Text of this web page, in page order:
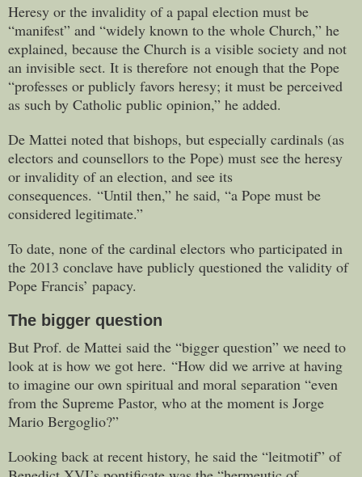
Heresy or the invalidity of a papal election must be
“manifest” and “widely known to the whole Church,” he
explained, because the Church is a visible society and not
an invisible sect. It is therefore not enough that the Pope
“professes or publicly favors heresy; it must be perceived
as such by Catholic public opinion,” he added.
De Mattei noted that bishops, but especially cardinals (as
electors and counsellors to the Pope) must see the heresy
or invalidity of an election, and see its
consequences. “Until then,” he said, “a Pope must be
considered legitimate.”
To date, none of the cardinal electors who participated in
the 2013 conclave have publicly questioned the validity of
Pope Francis’ papacy.
The bigger question
But Prof. de Mattei said the “bigger question” we need to
look at is how we got here. “How did we arrive at having
to imagine our own spiritual and moral separation “even
from the Supreme Pastor, who at the moment is Jorge
Mario Bergoglio?”
Looking back at recent history, he said the “leitmotif” of